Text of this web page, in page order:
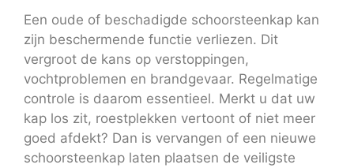
Een oude of beschadigde schoorsteenkap kan
zijn beschermende functie verliezen. Dit
vergroot de kans op verstoppingen,
vochtproblemen en brandgevaar. Regelmatige
controle is daarom essentieel. Merkt u dat uw
kap los zit, roestplekken vertoont of niet meer
goed afdekt? Dan is vervangen of een nieuwe
schoorsteenkap laten plaatsen de veiligste